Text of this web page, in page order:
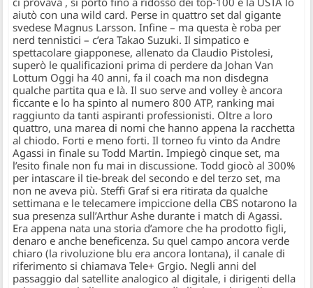
aiutò con una wild card. Perse in quattro set dal gigante
svedese Magnus Larsson. Infine – ma questa è roba per
nerd tennistici – c’era Takao Suzuki. Il simpatico e
spettacolare giapponese, allenato da Claudio Pistolesi,
superò le qualificazioni prima di perdere da Johan Van
Lottum Oggi ha 40 anni, fa il coach ma non disdegna
qualche partita qua e là. Il suo serve and volley è ancora
ficcante e lo ha spinto al numero 800 ATP, ranking mai
raggiunto da tanti aspiranti professionisti. Oltre a loro
quattro, una marea di nomi che hanno appena la racchetta
al chiodo. Forti e meno forti. Il torneo fu vinto da Andre
Agassi in finale su Todd Martin. Impiegò cinque set, ma
l’esito finale non fu mai in discussione. Todd giocò al 300%
per intascare il tie-break del secondo e del terzo set, ma
non ne aveva più. Steffi Graf si era ritirata da qualche
settimana e le telecamere impiccione della CBS notarono la
sua presenza sull’Arthur Ashe durante i match di Agassi.
Era appena nata una storia d’amore che ha prodotto figli,
denaro e anche beneficenza. Su quel campo ancora verde
chiaro (la rivoluzione blu era ancora lontana), il canale di
riferimento si chiamava Tele+ Grgio. Negli anni del
passaggio dal satellite analogico al digitale, i dirigenti della